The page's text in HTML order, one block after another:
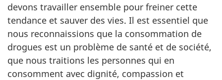
devons travailler ensemble pour freiner cette
tendance et sauver des vies. Il est essentiel que
nous reconnaissions que la consommation de
drogues est un problème de santé et de société,
que nous traitions les personnes qui en
consomment avec dignité, compassion et